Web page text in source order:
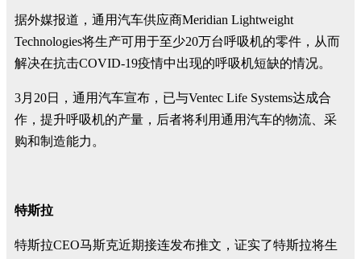
据外媒报道，通用汽车供应商Meridian Lightweight
Technologies将生产可用于至少20万台呼吸机的零件，从而
解决在抗击COVID-19疫情中出现的呼吸机短缺的情况。
3月20日，通用汽车宣布，已与Ventec Life Systems达成合
作，提升呼吸机的产量，后者将利用通用汽车的物流、采
购和制造能力。
特斯拉
特斯拉CEO马斯克近期接连发布推文，证实了特斯拉将生